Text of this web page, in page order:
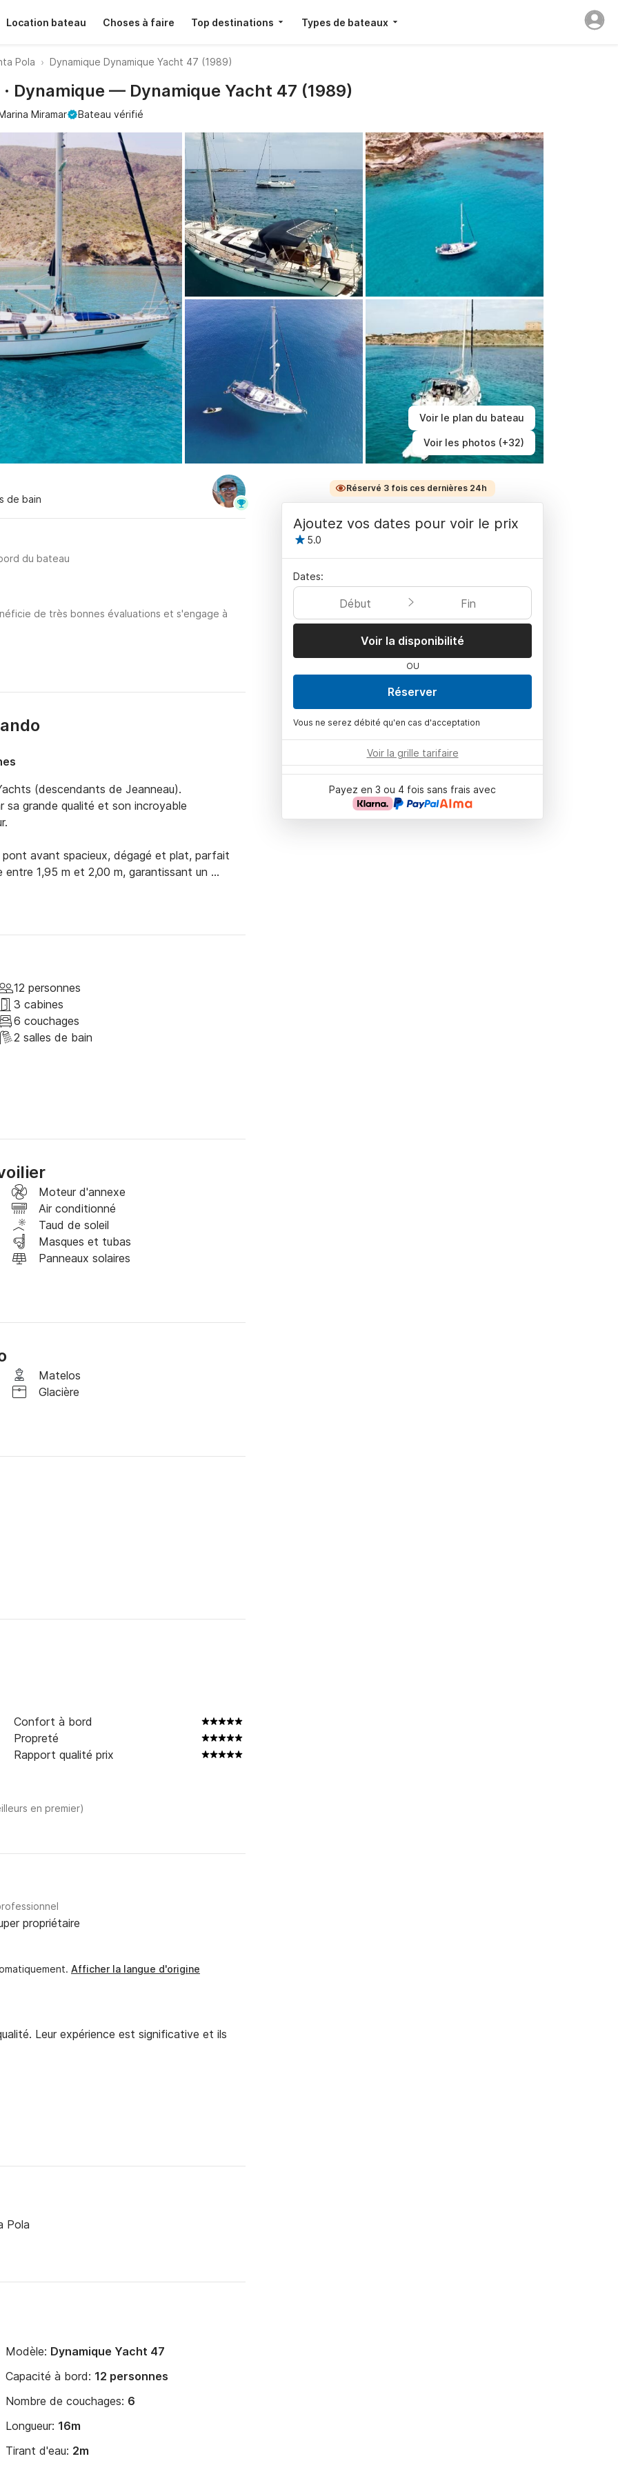
Location bateau Choses à faire Top destinations Types de bateaux
Pola Dynamique Dynamique Yacht 47 (1989)
Voir le plan du bateau
Voir les photos (+32)
Dynamique — Dynamique Yacht 47 (1989)
Miramar Bateau vérifié
de bain
du bateau
de très bonnes évaluations et s'engage à
(descendants de Jeanneau).
sa grande qualité et son incroyable
pont avant spacieux, dégagé et plat, parfait
1,95 m et 2,00 m, garantissant un
suite avec la Scansailine avant spacieuse
à l’extérieur.
renvoyées au cockpit.
et d’une ancre de secours.
et une quille en T.
12 personnes
3 cabines
6 couchages
2 salles de bain
Moteur d'annexe
Air conditionné
Taud de soleil
Masques et tubas
Panneaux solaires
Matelos
Glacière
Confort à bord
Propreté
Rapport qualité prix
en premier)
propriétaire
Afficher la langue d'origine
Leur expérience est significative et ils
Pola
Modèle: Dynamique Yacht 47
Capacité à bord: 12 personnes
Nombre de couchages: 6
Longueur: 16m
Tirant d'eau: 2m
Réservé 3 fois ces dernières 24h
Ajoutez vos dates pour voir le prix
5.0
Dates:
Début Fin
Voir la disponibilité
OU
Réserver
Vous ne serez débité qu'en cas d'acceptation
Voir la grille tarifaire
Payez en 3 ou 4 fois sans frais avec